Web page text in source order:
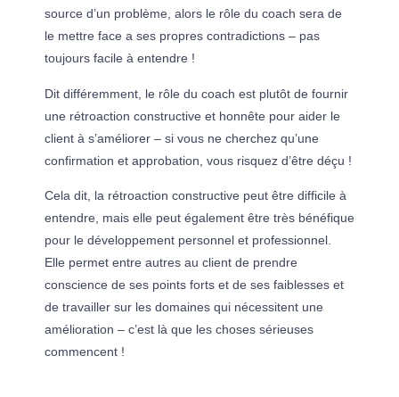
source d’un problème, alors le rôle du coach sera de
le mettre face a ses propres contradictions – pas
toujours facile à entendre !
Dit différemment, le rôle du coach est plutôt de fournir
une rétroaction constructive et honnête pour aider le
client à s’améliorer – si vous ne cherchez qu’une
confirmation et approbation, vous risquez d’être déçu !
Cela dit, la rétroaction constructive peut être difficile à
entendre, mais elle peut également être très bénéfique
pour le développement personnel et professionnel.
Elle permet entre autres au client de prendre
conscience de ses points forts et de ses faiblesses et
de travailler sur les domaines qui nécessitent une
amélioration – c’est là que les choses sérieuses
commencent !